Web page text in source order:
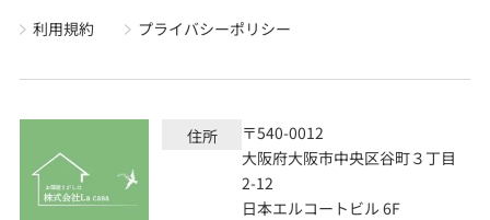
利用規約
プライバシーポリシー
住所
〒540-0012
大阪府大阪市中央区谷町３丁目
2-12
日本エルコートビル 6F